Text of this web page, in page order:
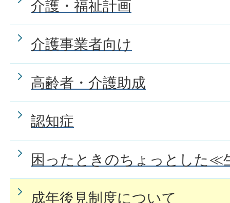
介護・福祉計画
介護事業者向け
高齢者・介護助成
認知症
困ったときのちょっとした≪
成年後見制度について